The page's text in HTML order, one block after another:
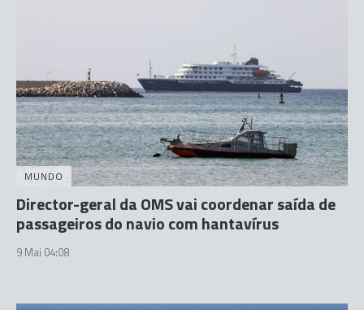
MUNDO
Director-geral da OMS vai coordenar saída de
passageiros do navio com hantavírus
9 Mai 04:08